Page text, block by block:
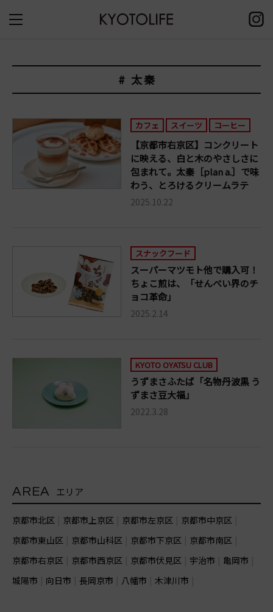
# 太秦
カフェ スイーツ コーヒー
【京都市右京区】コンクリート
に映える、白と木のやさしさに
包まれて。太秦［plan a.］で味
わう、とろけるクリームラテ
2025.10.22
スナックフード
スーパーマツモト他で購入可！
ちょこ煎は、「せんべい界のチ
ョコ革命」
2025.2.14
KYOTO OYATSU CLUB
うずまさふたば「名物丹波黒 う
ずまさ豆大福」
2022.3.28
AREA エリア
京都市北区 京都市上京区 京都市左京区
京都市中京区
京都市東山区
京都市山科区 京都市下京区
京都市南区
京都市右京区
京都市西京区 京都市伏見区 宇治市
亀岡市
城陽市
向日市 長岡京市 八幡市 木津川市